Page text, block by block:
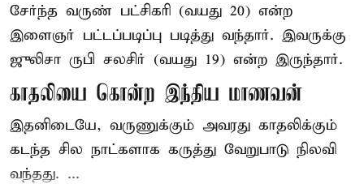
சேர்ந்த வருண் பட்சிகரி (வயது 20) என்ற
இளைஞர் பட்டப்படிப்பு படித்து வந்தார். இவருக்கு
ஜுலிசா ருபி சலசிர் (வயது 19) என்ற இருந்தார்.
காதலியை கொன்ற இந்திய மாணவன்
இதனிடையே, வருணுக்கும் அவரது காதலிக்கும்
கடந்த சில நாட்களாக கருத்து வேறுபாடு நிலவி
வந்தது. ...